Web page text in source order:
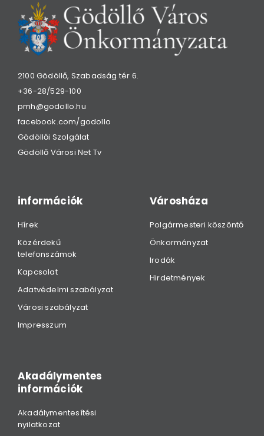
2100 Gödöllő, Szabadság tér 6.
+36-28/529-100
pmh@godollo.hu
facebook.com/godollo
Gödöllői Szolgálat
Gödöllő Városi Net Tv
információk
Hírek
Közérdekű
telefonszámok
Kapcsolat
Adatvédelmi szabályzat
Városi szabályzat
Impresszum
Városháza
Polgármesteri köszöntő
Önkormányzat
Irodák
Hirdetmények
Akadálymentes
információk
Akadálymentesítési
nyilatkozat